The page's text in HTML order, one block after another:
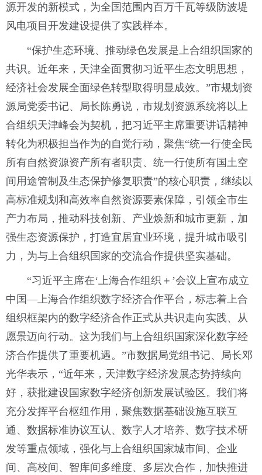
源开发的新模式，为全国范围内百万千瓦等级防波堤
风电项目开发建设提供了实践样本。
“保护生态环境、推动绿色发展是上合组织国家的
共识。近年来，天津全面贯彻习近平生态文明思想，
经济社会发展全面绿色转型取得明显成效。”市规划资
源局党委书记、局长陈勇说，市规划资源系统将以上
合组织天津峰会为契机，把习近平主席重要讲话精神
转化为积极担当作为的自觉行动，聚焦“统一行使全民
所有自然资源资产所有者职责、统一行使所有国土空
间用途管制及生态保护修复职责”的核心职责，继续以
高标准规划和高效率自然资源要素保障，引领全市生
产力布局，推动科技创新、产业焕新和城市更新，加
强生态资源保护，打造宜居宜业环境，提升城市吸引
力，为与上合组织国家的交流合作提供坚实基础。
“习近平主席在‘上海合作组织＋’会议上宣布成立
中国—上海合作组织数字经济合作平台，标志着上合
组织框架内的数字经济合作正式从共识走向实践、从
愿景迈向行动。这为我们与上合组织国家深化数字经
济合作提供了重要机遇。”市数据局党组书记、局长邓
光华表示，“近年来，天津数字经济发展态势持续向
好，获批建设国家数字经济创新发展试验区。我们将
充分发挥平台枢纽作用，聚焦数据基础设施互联互
通、数据标准协议互认、数字人才培养、数字技术研
发等重点领域，强化与上合组织国家城市间、企业
间、高校间、智库间多维度、多层次合作，加快推进